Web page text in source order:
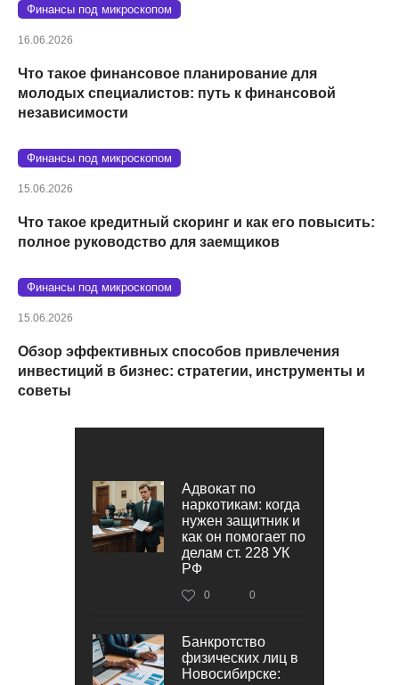
Финансы под микроскопом
16.06.2026
Что такое финансовое планирование для
молодых специалистов: путь к финансовой
независимости
Финансы под микроскопом
15.06.2026
Что такое кредитный скоринг и как его повысить:
полное руководство для заемщиков
Финансы под микроскопом
15.06.2026
Обзор эффективных способов привлечения
инвестиций в бизнес: стратегии, инструменты и
советы
Адвокат по
наркотикам: когда
нужен защитник и
как он помогает по
делам ст. 228 УК
РФ
0 0
Банкротство
физических лиц в
Новосибирске: